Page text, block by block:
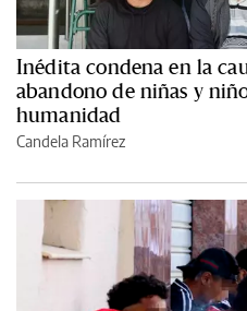
Inédita condena en la
abandono de niñas y
humanidad
Candela Ramírez